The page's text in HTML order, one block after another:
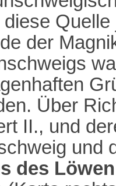
der
Über
II., und
und
des Löwen